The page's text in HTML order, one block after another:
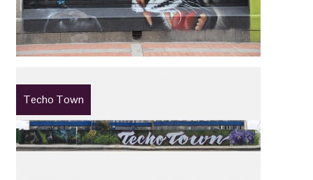
Techo Town